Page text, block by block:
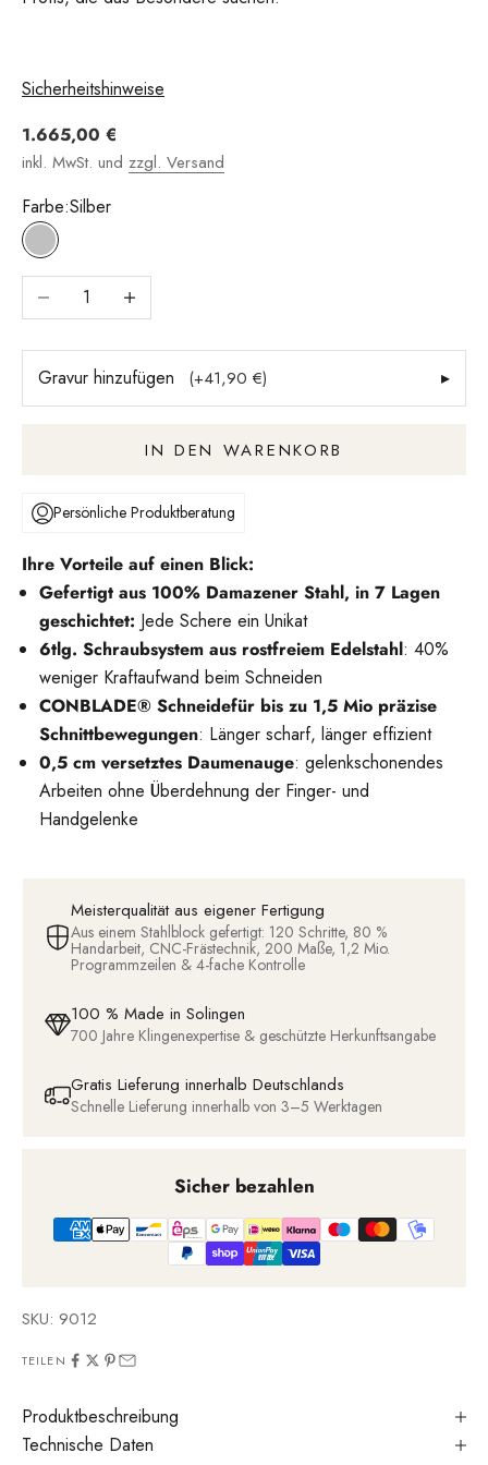
Sicherheitshinweise
Angebot
1.665,00 €
inkl. MwSt. und zzgl. Versand
Farbe:Silber
Silber
Anzahl verringernAnzahl erhöhen
Gravur hinzufügen (+41,90 €) ▸
IN DEN WARENKORB
Persönliche Produktberatung
Ihre Vorteile auf einen Blick:
Gefertigt aus 100% Damazener Stahl, in 7 Lagen
geschichtet: Jede Schere ein Unikat
6tlg. Schraubsystem aus rostfreiem Edelstahl: 40%
weniger Kraftaufwand beim Schneiden
CONBLADE® Schneidefür bis zu 1,5 Mio präzise
Schnittbewegungen: Länger scharf, länger effizient
0,5 cm versetztes Daumenauge: gelenkschonendes
Arbeiten ohne Überdehnung der Finger- und
Handgelenke
Meisterqualität aus eigener Fertigung
Aus einem Stahlblock gefertigt: 120 Schritte, 80 %
Handarbeit, CNC-Frästechnik, 200 Maße, 1,2 Mio.
Programmzeilen & 4-fache Kontrolle
100 % Made in Solingen
700 Jahre Klingenexpertise & geschützte Herkunftsangabe
Gratis Lieferung innerhalb Deutschlands
Schnelle Lieferung innerhalb von 3–5 Werktagen
Sicher bezahlen
SKU: 9012
TEILEN
Produktbeschreibung
Technische Daten